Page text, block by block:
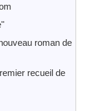
roman de
recueil de